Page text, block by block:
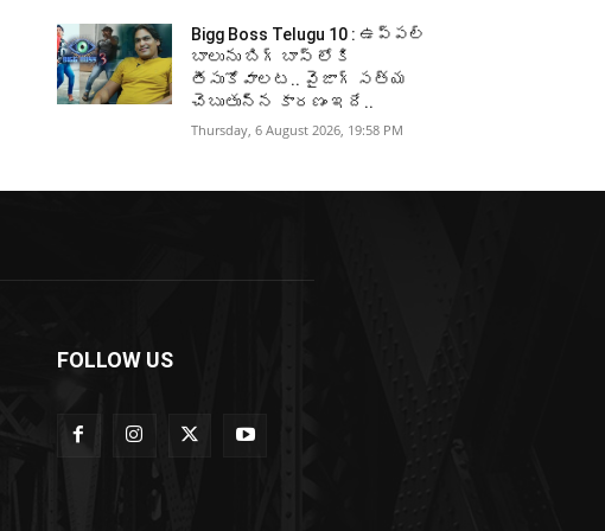
Bigg Boss Telugu 10 : ఉప్పల్
బాలును బిగ్ బాస్ లోకి
తీసుకోవాలట.. వైజాగ్ సత్య
చెబుతున్న కారణం ఇదే..
Thursday, 6 August 2026, 19:58 PM
FOLLOW US